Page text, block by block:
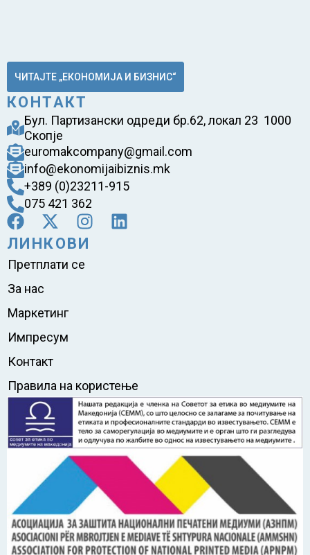
ЧИТАЈТЕ „ЕКОНОМИЈА И БИЗНИС“
КОНТАКТ
Бул. Партизански одреди бр.62, локал 23 1000
Скопје
euromakcompany@gmail.com
info@ekonomijaibiznis.mk
+389 (0)23211-915
075 421 362
ЛИНКОВИ
Претплати се
За нас
Маркетинг
Импресум
Контакт
Правила на користење